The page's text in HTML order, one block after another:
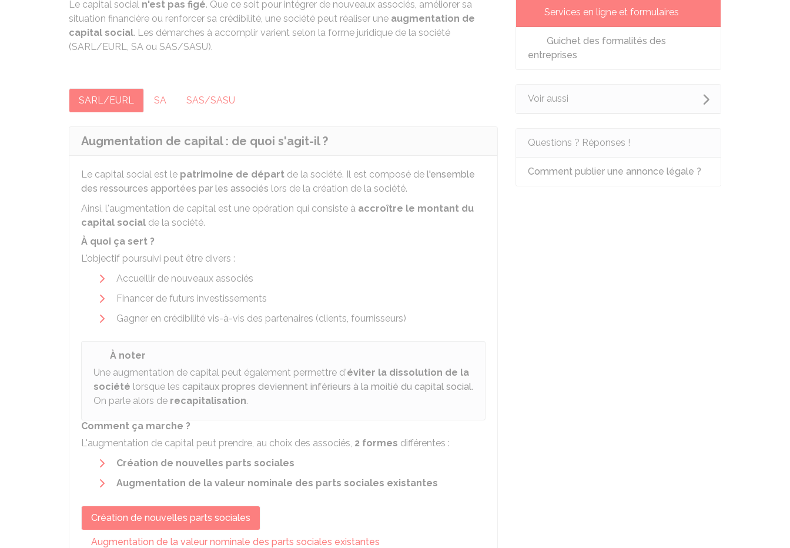
Le capital social n'est pas figé. Que ce soit pour intégrer de nouveaux associés, améliorer sa
situation financière ou renforcer sa crédibilité, une société peut réaliser une augmentation de
capital social. Les démarches à accomplir varient selon la forme juridique de la société
(SARL/EURL, SA ou SAS/SASU).
SARL/EURL SA SAS/SASU
Augmentation de capital : de quoi s'agit-il ?
Le capital social est le patrimoine de départ de la société. Il est composé de l'ensemble
des ressources apportées par les associés lors de la création de la société.
Ainsi, l'augmentation de capital est une opération qui consiste à accroître le montant du
capital social de la société.
À quoi ça sert ?
L'objectif poursuivi peut être divers :
Accueillir de nouveaux associés
Financer de futurs investissements
Gagner en crédibilité vis-à-vis des partenaires (clients, fournisseurs)
À noter
Une augmentation de capital peut également permettre d'éviter la dissolution de la
société lorsque les capitaux propres deviennent inférieurs à la moitié du capital social.
On parle alors de recapitalisation.
Comment ça marche ?
L'augmentation de capital peut prendre, au choix des associés, 2 formes différentes :
Création de nouvelles parts sociales
Augmentation de la valeur nominale des parts sociales existantes
Création de nouvelles parts sociales
Augmentation de la valeur nominale des parts sociales existantes
Services en ligne et formulaires
Guichet des formalités des
entreprises
Voir aussi
Questions ? Réponses !
Comment publier une annonce légale ?